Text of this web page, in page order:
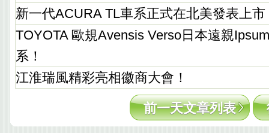
新一代ACURA TL車系正式在北美發表上市
TOYOTA 歐規Avensis Verso日本遠親
系！
江淮瑞風精彩亮相徽商大會！
前一天文章列表